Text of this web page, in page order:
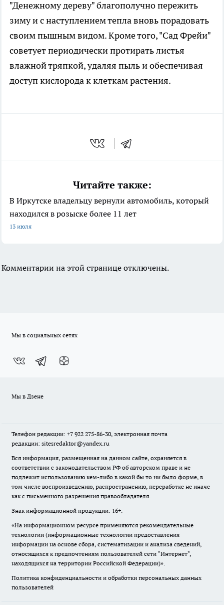
"Денежному дереву" благополучно пережить
зиму и с наступлением тепла вновь порадовать
своим пышным видом. Кроме того, "Сад Фрейи"
советует периодически протирать листья
влажной тряпкой, удаляя пыль и обеспечивая
доступ кислорода к клеткам растения.
Читайте также:
В Иркутске владельцу вернули автомобиль, который
находился в розыске более 11 лет
13 июля
Комментарии на этой странице отключены.
Мы в социальных сетях
Мы в Дзене
Телефон редакции: +7 922 275-86-30, электронная почта
редакции: sitesredaktor@yandex.ru
Вся информация, размещенная на данном сайте, охраняется в
соответствии с законодательством РФ об авторском праве и не
подлежит использованию кем-либо в какой бы то ни было форме, в
том числе воспроизведению, распространению, переработке не иначе
как с письменного разрешения правообладателя.
Знак информационной продукции: 16+.
«На информационном ресурсе применяются рекомендательные
технологии (информационные технологии предоставления
информации на основе сбора, систематизации и анализа сведений,
относящихся к предпочтениям пользователей сети "Интернет",
находящихся на территории Российской Федерации)».
Политика конфиденциальности и обработки персональных данных
пользователей